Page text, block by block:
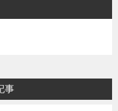
事